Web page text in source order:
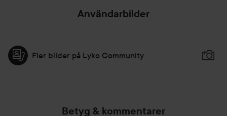
Användarbilder
Fler bilder på Lyko Community
Betyg & kommentarer